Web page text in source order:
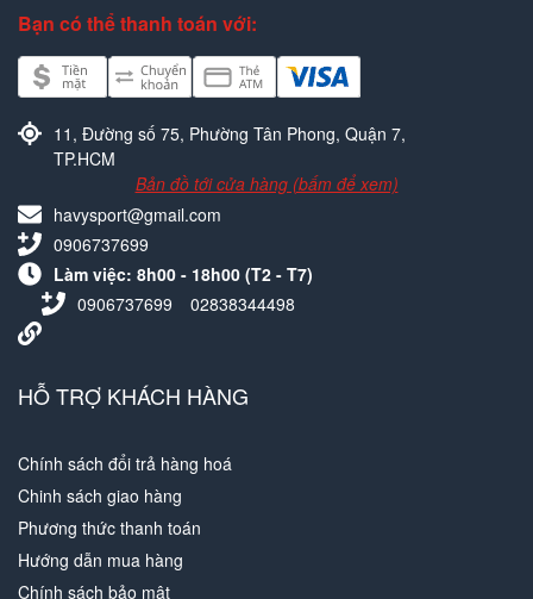
Bạn có thể thanh toán với:
11, Đường số 75, Phường Tân Phong, Quận 7,
TP.HCM
Bản đồ tới cửa hàng (bấm để xem)
havysport@gmail.com
0906737699
Làm việc: 8h00 - 18h00 (T2 - T7)
0906737699
02838344498
HỖ TRỢ KHÁCH HÀNG
Chính sách đổi trả hàng hoá
Chinh sách giao hàng
Phương thức thanh toán
Hướng dẫn mua hàng
Chính sách bảo mật